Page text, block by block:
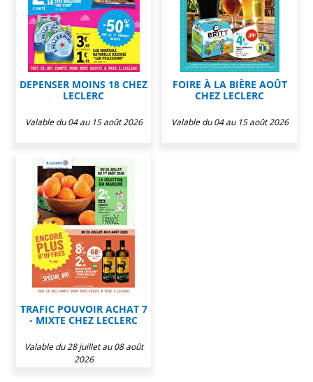
DEPENSER MOINS 18 CHEZ
LECLERC
Valable du 04 au 15 août 2026
FOIRE À LA BIÈRE AOÛT
CHEZ LECLERC
Valable du 04 au 15 août 2026
TRAFIC POUVOIR ACHAT 7
- MIXTE CHEZ LECLERC
Valable du 28 juillet au 08 août
2026